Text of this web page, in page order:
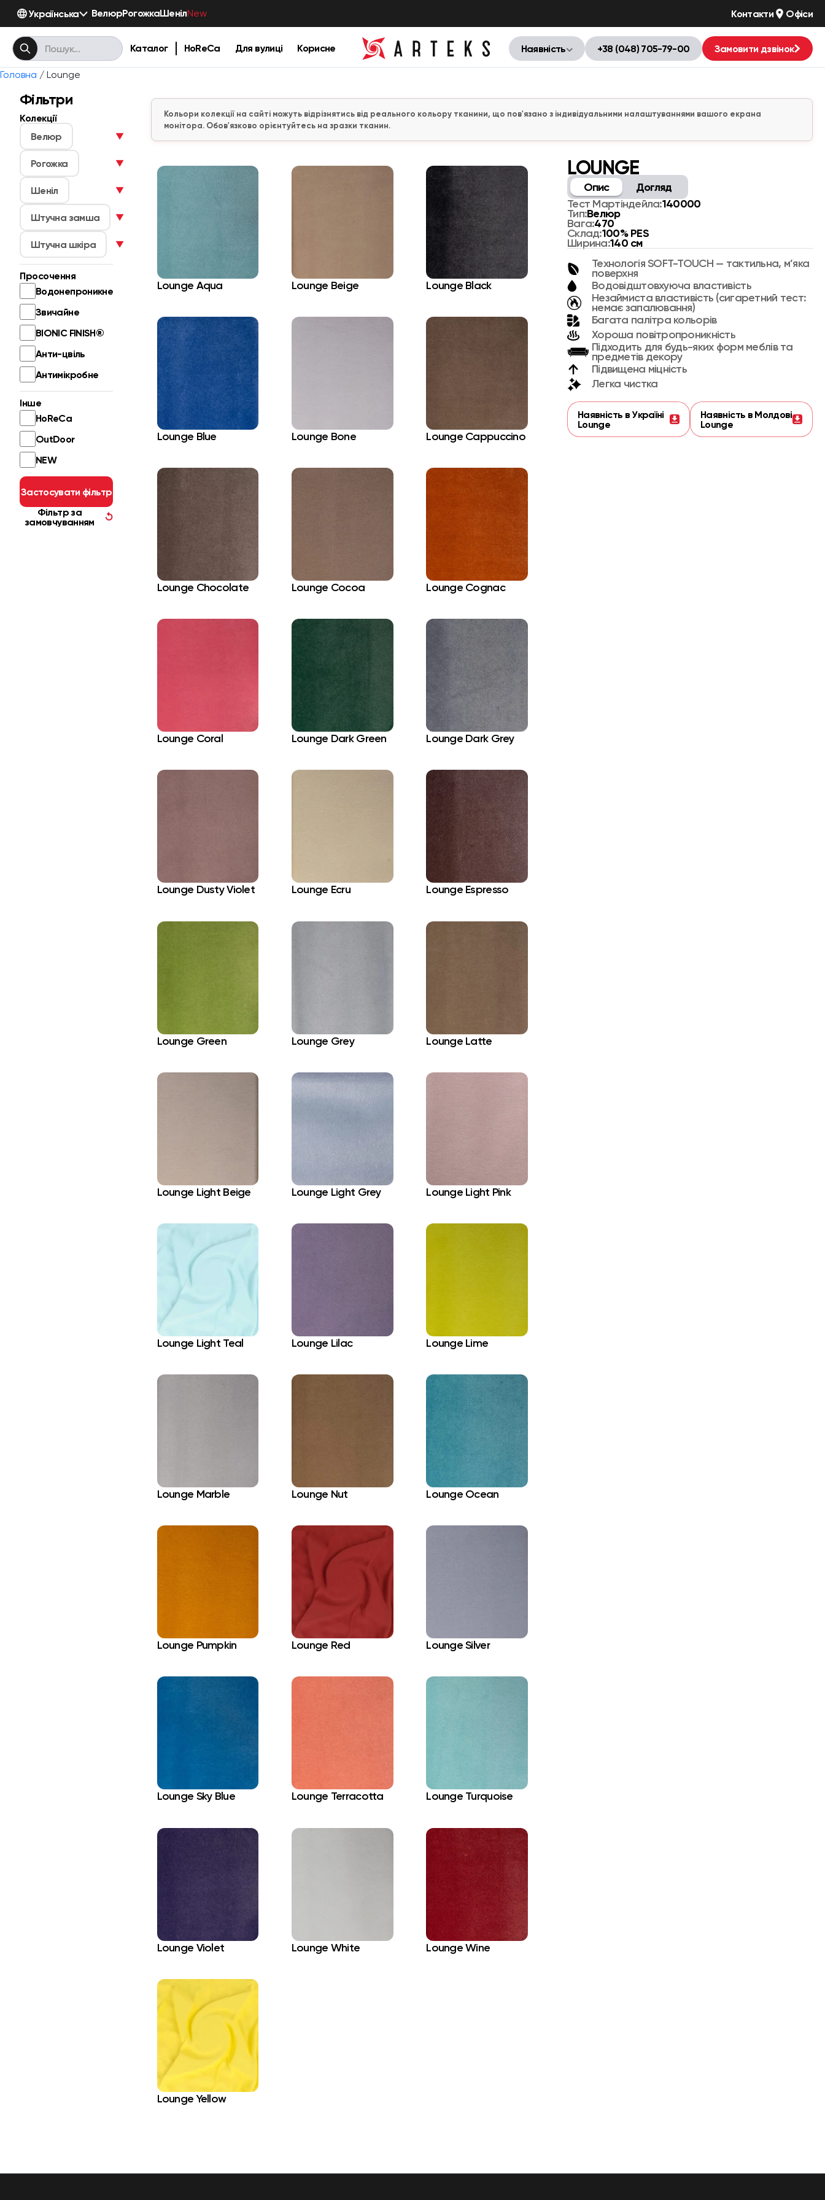
Українська ВелюрРогожкаШенілNew Контакти Офіси
Каталог HoReCa Для вулиці Корисне Наявність +38 (048) 705-79-00 Замовити дзвінок
Головна / Lounge
Фільтри
Колекції
Велюр
▼
Рогожка ▼
Шеніл ▼
Штучна замша ▼
Штучна шкіра ▼
Просочення
Водонепроникне
Звичайне
BIONIC FINISH®
Анти-цвіль
Антимікробне
Інше
HoReCa
OutDoor
NEW
Застосувати фільтр
Фільтр за
замовчуванням
↺
Кольори колекції на сайті можуть відрізнятись від реального кольору тканини, що пов'язано з індивідуальними налаштуваннями вашого екрана
монітора. Обов'язково орієнтуйтесь на зразки тканин.
Lounge Aqua Lounge Beige Lounge Black
Lounge Blue Lounge Bone Lounge Cappuccino
Lounge Chocolate Lounge Cocoa Lounge Cognac
Lounge Coral Lounge Dark Green Lounge Dark Grey
Lounge Dusty Violet Lounge Ecru Lounge Espresso
Lounge Green Lounge Grey Lounge Latte
Lounge Light Beige Lounge Light Grey Lounge Light Pink
Lounge Light Teal Lounge Lilac Lounge Lime
Lounge Marble Lounge Nut Lounge Ocean
Lounge Pumpkin Lounge Red Lounge Silver
Lounge Sky Blue Lounge Terracotta Lounge Turquoise
Lounge Violet Lounge White Lounge Wine
Lounge Yellow
LOUNGE
Опис Догляд
Тест Мартіндейла:140000
Тип:Велюр
Вага:470
Склад:100% PES
Ширина:140 см
Технологія SOFT-TOUCH — тактильна, м’яка
поверхня
Водовідштовхуюча властивість
Незаймиста властивість (сигаретний тест:
немає запалювання)
Багата палітра кольорів
Хороша повітропроникність
Підходить для будь-яких форм меблів та
предметів декору
Підвищена міцність
Легка чистка
Наявність в Україні
Lounge
Наявність в Молдові
Lounge